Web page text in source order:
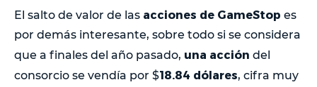
El salto de valor de las acciones de GameStop es
por demás interesante, sobre todo si se considera
que a finales del año pasado, una acción del
consorcio se vendía por $18.84 dólares, cifra muy